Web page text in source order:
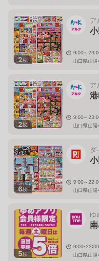
2枚
ア
9:00～
山口県山
2枚
ア
9:00～
山口県山
6枚
ダ
9:00～
山口県山
5枚
ゆ
9:00-22:00
山口県山